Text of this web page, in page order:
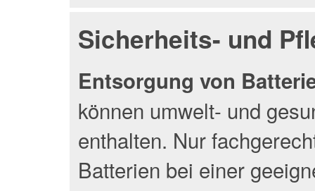
Sicherheits- und
Entsorgung von
können umwelt- und
enthalten. Nur
Batterien bei einer